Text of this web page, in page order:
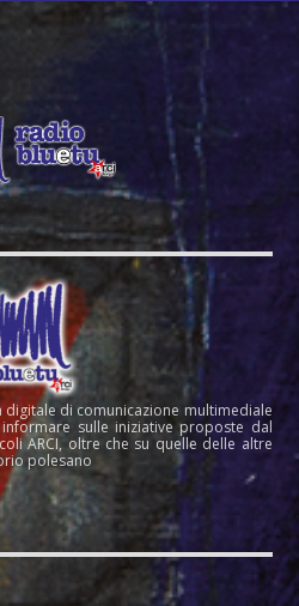
di comunicazione multimediale
sulle iniziative proposte dal
ARCI, oltre che su quelle delle altre
polesano